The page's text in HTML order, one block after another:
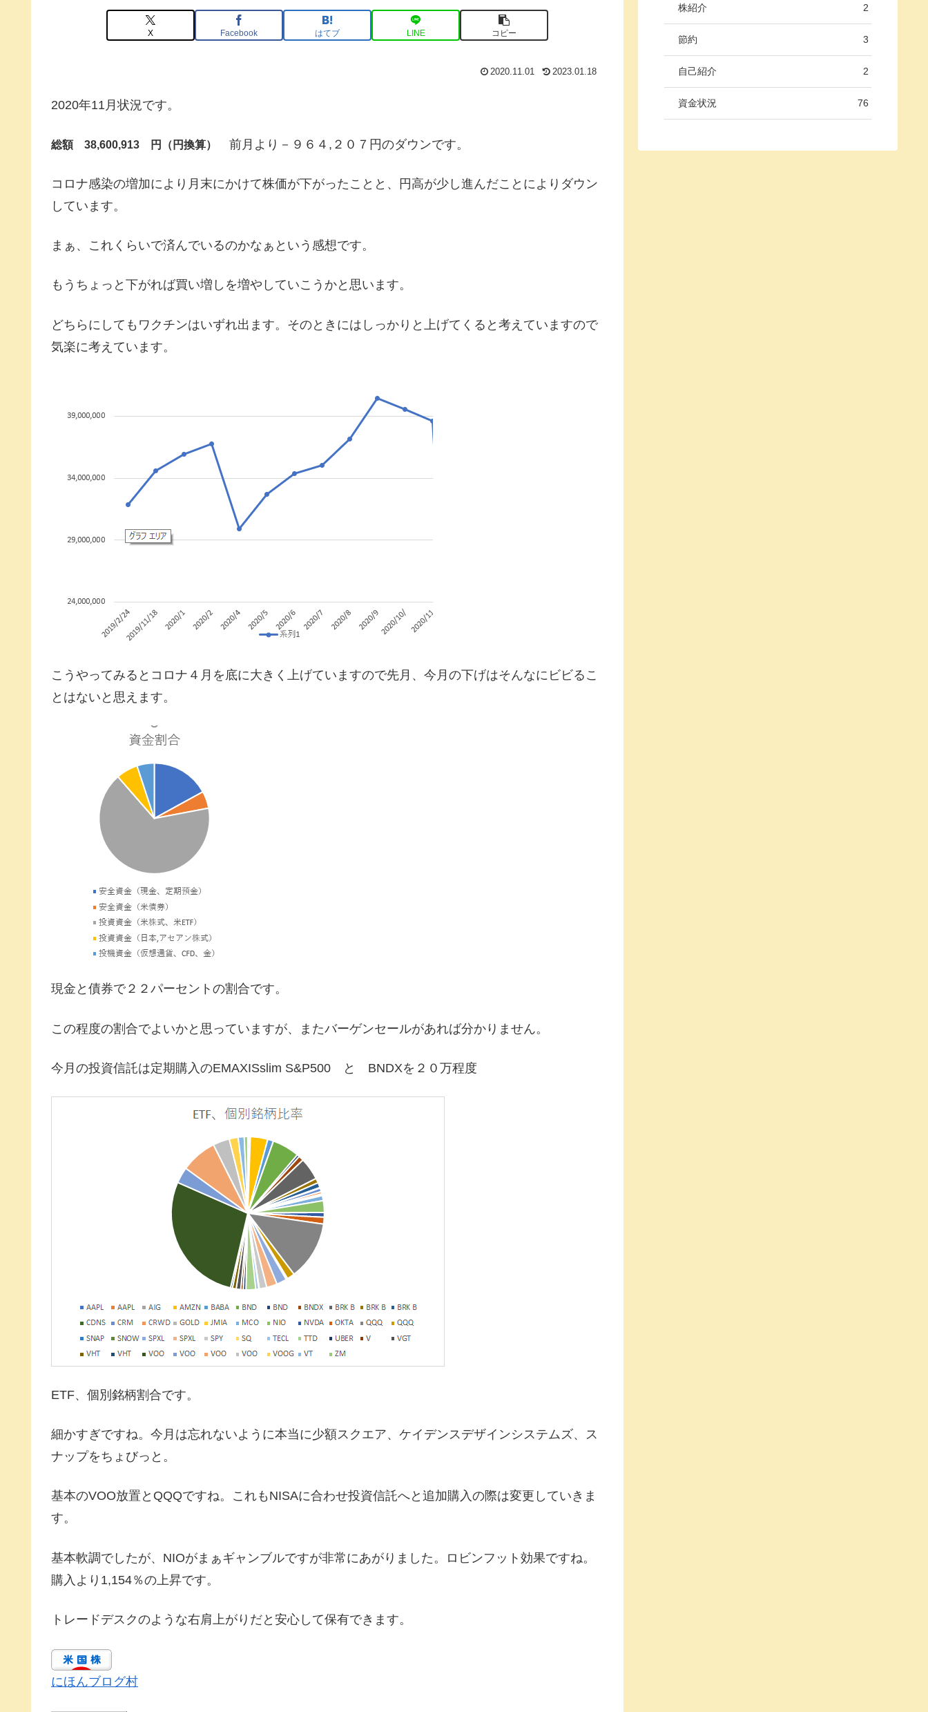
X Facebook はてブ LINE コピー
2020.11.01 2023.01.18
2020年11月状況です。
総額 38,600,913 円（円換算） 前月より－９６４,２０７円のダウンです。
コロナ感染の増加により月末にかけて株価が下がったことと、円高が少し進んだことによりダウン
しています。
まぁ、これくらいで済んでいるのかなぁという感想です。
もうちょっと下がれば買い増しを増やしていこうかと思います。
どちらにしてもワクチンはいずれ出ます。そのときにはしっかりと上げてくると考えていますので
気楽に考えています。
こうやってみるとコロナ４月を底に大きく上げていますので先月、今月の下げはそんなにビビるこ
とはないと思えます。
現金と債券で２２パーセントの割合です。
この程度の割合でよいかと思っていますが、またバーゲンセールがあれば分かりません。
今月の投資信託は定期購入のEMAXISslim S&P500 と BNDXを２０万程度
ETF、個別銘柄割合です。
細かすぎですね。今月は忘れないように本当に少額スクエア、ケイデンスデザインシステムズ、ス
ナップをちょびっと。
基本のVOO放置とQQQですね。これもNISAに合わせ投資信託へと追加購入の際は変更していきま
す。
基本軟調でしたが、NIOがまぁギャンブルですが非常にあがりました。ロビンフット効果ですね。
購入より1,154％の上昇です。
トレードデスクのような右肩上がりだと安心して保有できます。
にほんブログ村
株紹介 2
節約 3
自己紹介 2
資金状況 76